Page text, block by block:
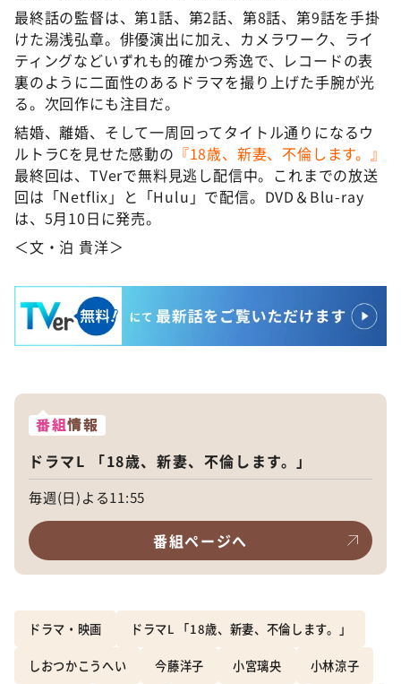
最終話の監督は、第1話、第2話、第8話、第9話を手掛
けた湯浅弘章。俳優演出に加え、カメラワーク、ライ
ティングなどいずれも的確かつ秀逸で、レコードの表
裏のように二面性のあるドラマを撮り上げた手腕が光
る。次回作にも注目だ。
結婚、離婚、そして一周回ってタイトル通りになるウ
ルトラCを見せた感動の 『18歳、新妻、不倫します。』
最終回は、TVerで無料見逃し配信中。これまでの放送
回は「Netflix」と「Hulu」で配信。DVD＆Blu-ray
は、5月10日に発売。
＜文・泊 貴洋＞
番組情報
ドラマL 「18歳、新妻、不倫します。」
毎週(日)よる11:55
番組ページへ
ドラマ・映画 ドラマL 「18歳、新妻、不倫します。」
しおつかこうへい 今藤洋子 小宮璃央 小林涼子